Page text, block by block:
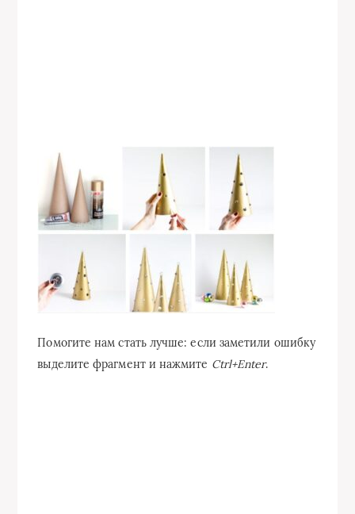
Помогите нам стать лучше: если заметили ошибку
выделите фрагмент и нажмите Ctrl+Enter.